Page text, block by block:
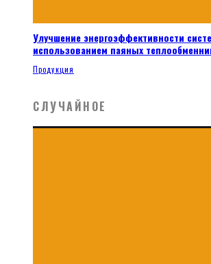
Улучшение энергоэффективности
использованием паяных
Продукция
СЛУЧАЙНОЕ